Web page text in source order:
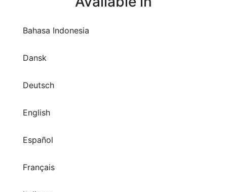
Bahasa Indonesia
Dansk
Deutsch
English
Español
Français